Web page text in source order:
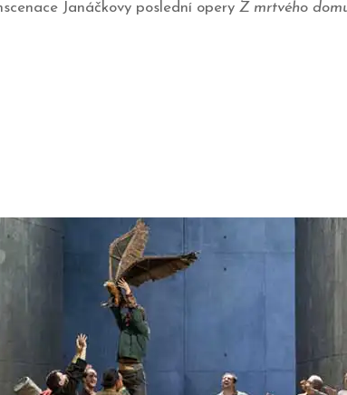
Janáčkovy poslední opery Z mrtvého